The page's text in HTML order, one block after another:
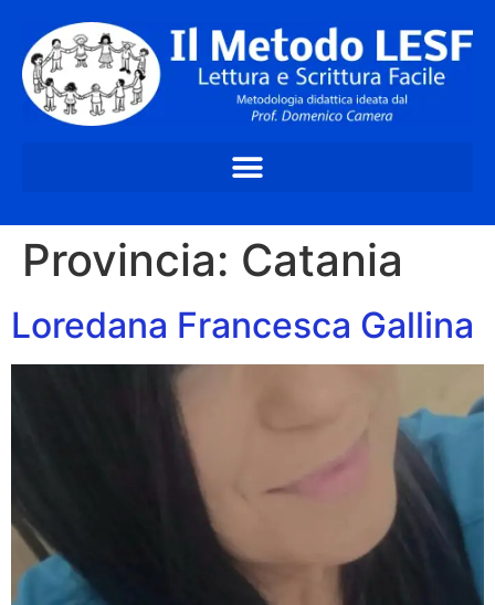
Provincia: Catania
Loredana Francesca Gallina